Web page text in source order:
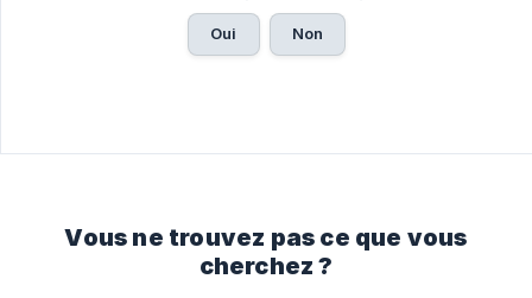
Oui Non
Vous ne trouvez pas ce que vous
cherchez ?